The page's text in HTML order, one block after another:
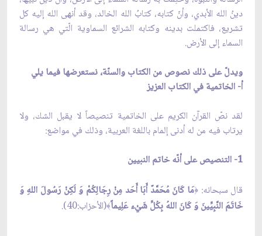
دينُ الله الأبدي، وأنّ كتابه، كتابُ الله الخالد، وقد أنهى الله إليه كل
تشريع، فاكتملت بدينه وكتابه الشرائع السماوية الّتي هي رسالة
السماء إلى الأرض.
ويدلّ على ذلك نصوص من الكتاب والسنّة، نستعرضها فيما يلي
أ- الخاتمية في الكتاب العزيز
لقد نصّ القرآن الكريم على الخاتمية تنصيصاً لا يقبل الشك، ولا
يرتاب فيه من له أدنى إلمام باللغة العربية، وذلك في مواضع:
1- التنصيص على أنّه خاتم النبيين
قال سبحانه: ﴿مَا كَانَ مُحَمَّدٌ أَبَا أَحَد مِنْ رِجَالِكُمْ وَ لَكِنْ رَسُولَ اللهِ وَ
خَاتَمَ النَّبِيِّينَ وَ كَانَ اللهُ بِكُلِّ شَيْء عَلِيماً﴾(الأحزاب:40).